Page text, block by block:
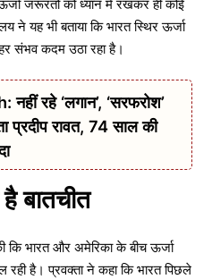
जरूरतों को ध्यान में रखकर ही कोई
ने यह भी बताया कि भारत स्थिर ऊर्जा
संभव कदम उठा रहा है।
रहे ‘लगान’, ‘सरफरोश’
प्रदीप रावत, 74 साल की
बातचीत
कि भारत और अमेरिका के बीच ऊर्जा
रही है। प्रवक्ता ने कहा कि भारत पिछले